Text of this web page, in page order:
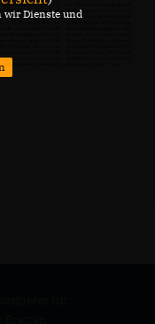
wir Dienste und